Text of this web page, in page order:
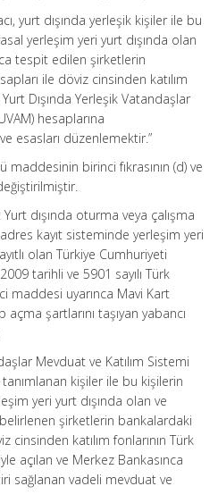
yurt dışında yerleşik kişiler ile bu
yerleşim yeri yurt dışında olan
tespit edilen şirketlerin
ile döviz cinsinden katılım
Dışında Yerleşik Vatandaşlar
hesaplarına
esasları düzenlemektir.”
maddesinin birinci fıkrasının (d) ve
dışında oturma veya çalışma
kayıt sisteminde yerleşim yeri
olan Türkiye Cumhuriyeti
tarihli ve 5901 sayılı Türk
maddesi uyarınca Mavi Kart
şartlarını taşıyan yabancı
Mevduat ve Katılım Sistemi
tanımlanan kişiler ile bu kişilerin
yeri yurt dışında olan ve
şirketlerin bankalardaki
cinsinden katılım fonlarının Türk
açılan ve Merkez Bankasınca
sağlanan vadeli mevduat ve